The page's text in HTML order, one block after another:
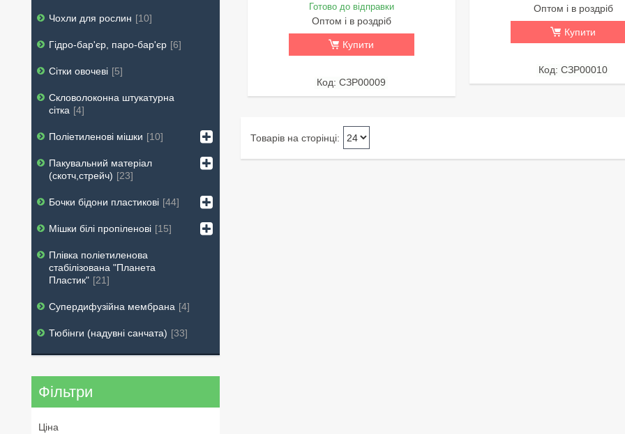
Готово до відправки
Оптом і в роздріб
Купити
СЗР00009
Оптом і в роздріб
Купити
СЗР00010
Чохли для рослин 10
Гідро-бар'єр, паро-бар'єр 6
Сітки овочеві 5
Скловолоконна штукатурна
сітка 4
Поліетиленові мішки 10
Пакувальний матеріал
(скотч,стрейч)
23
Бочки бідони пластикові 44
Мішки білі пропіленові 15
Плівка поліетиленова
стабілізована "Планета
Пластик" 21
Супердифузійна мембрана 4
Тюбінги (надувні санчата) 33
Фільтри
Ціна